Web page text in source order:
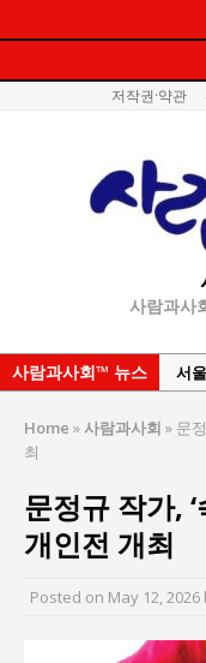
저작권·약관
사람과사
사람과사회™ 뉴스
서
서
“7
이
Home »사람과사회 » 문
최
문정규 작가,
개인전 개최
Posted on May 12, 2026